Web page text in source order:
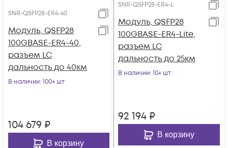
SNR-QSFP28-ER4-40
Модуль, QSFP28
100GBASE-ER4-40,
разъем LC
дальность до 40км
В наличии: 100+ шт
104 679 ₽
В корзину
SNR-QSFP28-ER4-L
Модуль, QSFP28
100GBASE-ER4-Lite,
разъем LC
дальность до 25км
В наличии: 10+ шт
92 194 ₽
В корзину